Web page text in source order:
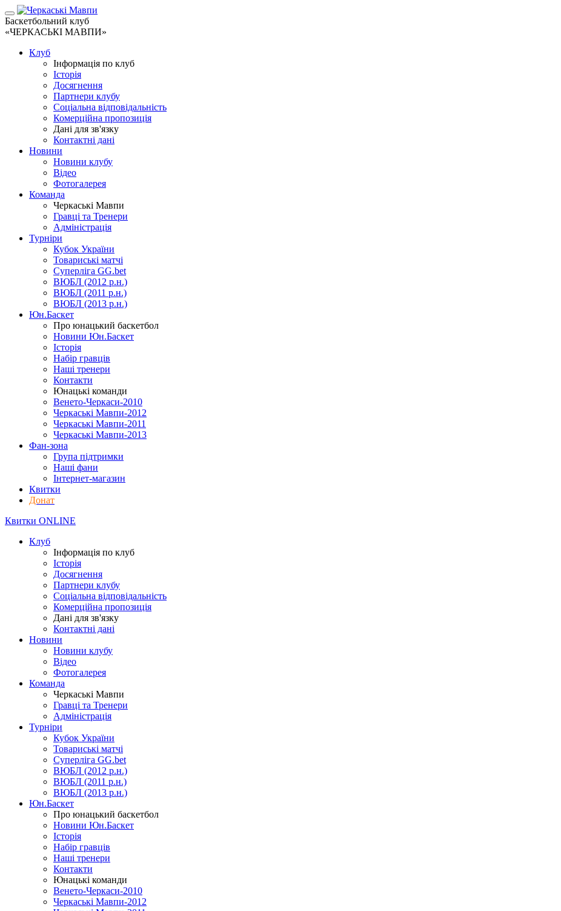
Баскетбольний клуб
«ЧЕРКАСЬКІ МАВПИ»
Клуб
Інформація по клуб
Історія
Досягнення
Партнери клубу
Соціальна відповідальність
Комерційна пропозиція
Дані для зв'язку
Контактні дані
Новини
Новини клубу
Відео
Фотогалерея
Команда
Черкаські Мавпи
Гравці та Тренери
Адміністрація
Турніри
Кубок України
Товариські матчі
Суперліга GG.bet
ВЮБЛ (2012 р.н.)
ВЮБЛ (2011 р.н.)
ВЮБЛ (2013 р.н.)
Юн.Баскет
Про юнацький баскетбол
Новини Юн.Баскет
Історія
Набір гравців
Наші тренери
Контакти
Юнацькі команди
Венето-Черкаси-2010
Черкаські Мавпи-2012
Черкаські Мавпи-2011
Черкаські Мавпи-2013
Фан-зона
Група підтримки
Наші фани
Інтернет-магазин
Квитки
Донат
Квитки ONLINE
Клуб
Інформація по клуб
Історія
Досягнення
Партнери клубу
Соціальна відповідальність
Комерційна пропозиція
Дані для зв'язку
Контактні дані
Новини
Новини клубу
Відео
Фотогалерея
Команда
Черкаські Мавпи
Гравці та Тренери
Адміністрація
Турніри
Кубок України
Товариські матчі
Суперліга GG.bet
ВЮБЛ (2012 р.н.)
ВЮБЛ (2011 р.н.)
ВЮБЛ (2013 р.н.)
Юн.Баскет
Про юнацький баскетбол
Новини Юн.Баскет
Історія
Набір гравців
Наші тренери
Контакти
Юнацькі команди
Венето-Черкаси-2010
Черкаські Мавпи-2012